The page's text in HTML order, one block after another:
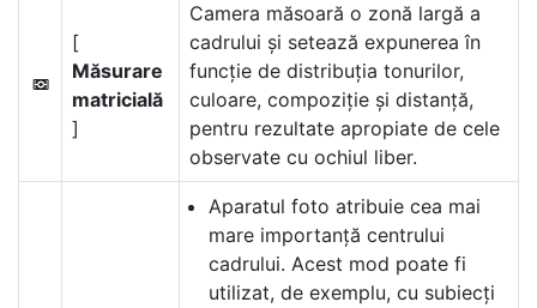
L
[
Măsurare
matricială
]
Camera măsoară o zonă largă a
cadrului și setează expunerea în
funcție de distribuția tonurilor,
culoare, compoziție și distanță,
pentru rezultate apropiate de cele
observate cu ochiul liber.
Aparatul foto atribuie cea mai
mare importanță centrului
cadrului. Acest mod poate fi
utilizat, de exemplu, cu subiecți